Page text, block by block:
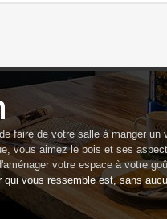
faire de votre salle à manger un
vous aimez le bois et ses
votre espace à votre
qui vous ressemble est, sans